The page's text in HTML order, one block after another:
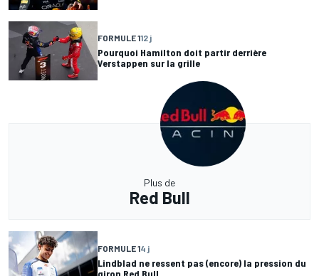
FORMULE 112 j
Pourquoi Hamilton doit partir derrière
Verstappen sur la grille
Plus de
Red Bull
FORMULE 14 j
Lindblad ne ressent pas (encore) la pression du
giron Red Bull